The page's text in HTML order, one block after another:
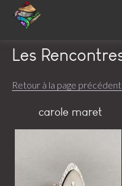
Les
Retour à la page
carole maret